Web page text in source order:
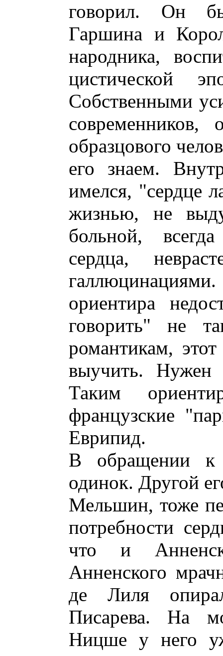
говорил. Он
Гаршина и
народника,
цистической
Собственными
образцового
его знаем.
имелся, "сердце
жизнью, не
больной,
сердца,
ориентира
говорить" не
романтикам,
выучить. Нужен
Таким
французские
Еврипид.
В обращении
одинок. Другой
Мельшин, тоже
потребности
что и
Анненского
де Лиля
Писарева. На
Ницше у него